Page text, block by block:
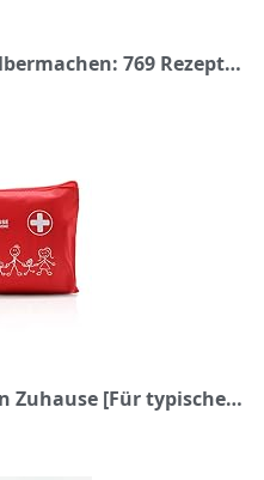
Die Hausapotheke zum Selbermachen: 769 Rezepte für Hausmittel aus dem Küchenschrank. Von Aloe Vera bis Zitrone
Rellinger® Verbandskasten Zuhause [Für typische Haushaltsverletzungen] - inkl. Erste Hilfe Guide - Erste Hilfe Set Zuhause für Familien mit Kindern & Großeltern - Hausapotheke gefüllt - First Aid Kit